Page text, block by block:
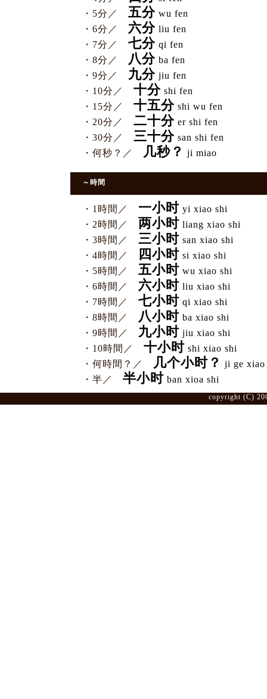
・5分／
五分 wu fen
・6分／
六分 liu fen
・7分／
七分 qi fen
・8分／
八分 ba fen
・9分／
九分 jiu fen
・10分／
十分 shi fen
・15分／
十五分 shi wu fen
・20分／
二十分 er shi fen
・30分／
三十分 san shi fen
・何秒？／
几秒？ ji miao
～時間
・1時間／ 一小时 yi xiao shi
・2時間／
两小时 liang xiao shi
・3時間／
三小时 san xiao shi
・4時間／
四小时 si xiao shi
・5時間／
五小时 wu xiao shi
・6時間／
六小时 liu xiao shi
・7時間／
七小时 qi xiao shi
・8時間／
八小时 ba xiao shi
・9時間／
九小时 jiu xiao shi
・10時間／
十小时 shi xiao shi
・何時間？／
几个小时？ ji ge xiao
・半／
半小时 ban xioa shi
copyright (C)